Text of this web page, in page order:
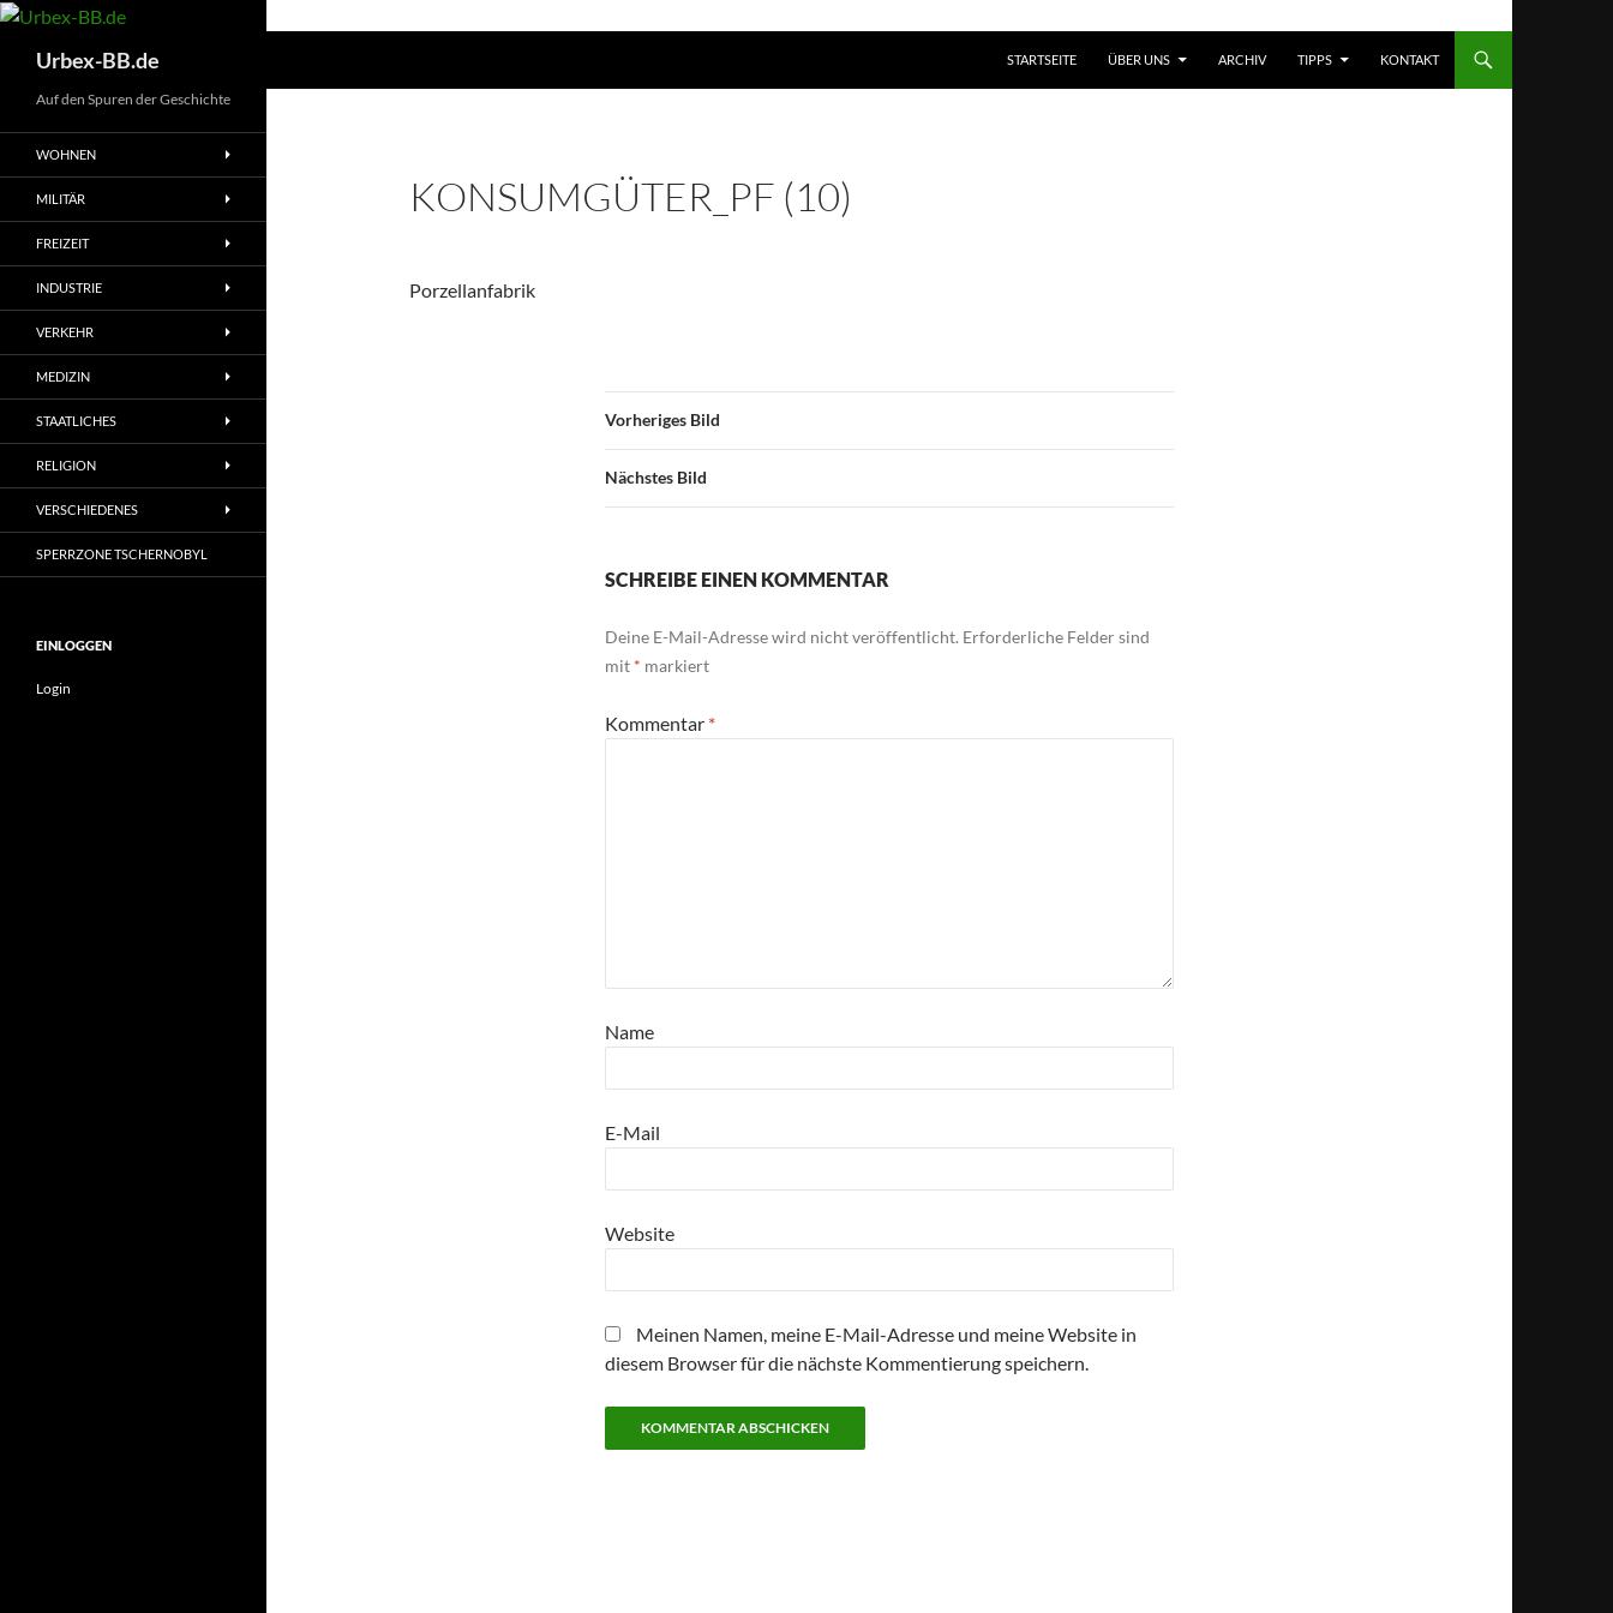
Urbex-BB.de
STARTSEITE
ÜBER UNS ARCHIV TIPPS KONTAKT
KONSUMGÜTER_PF (10)
Porzellanfabrik
Vorheriges Bild
Nächstes Bild
SCHREIBE EINEN KOMMENTAR
Deine E-Mail-Adresse wird nicht veröffentlicht. Erforderliche Felder sind
mit * markiert
Kommentar *
Name
E-Mail
Website
Meinen Namen, meine E-Mail-Adresse und meine Website in
diesem Browser für die nächste Kommentierung speichern.
Auf den Spuren der Geschichte
WOHNEN
MILITÄR
FREIZEIT
INDUSTRIE
VERKEHR
MEDIZIN
STAATLICHES
RELIGION
VERSCHIEDENES
SPERRZONE TSCHERNOBYL
EINLOGGEN
Login